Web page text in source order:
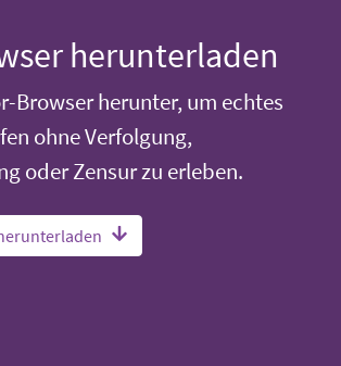
herunterladen
Browser herunter, um echtes
ohne Verfolgung,
oder Zensur zu erleben.